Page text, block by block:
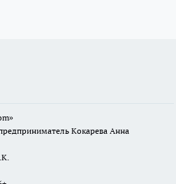
Кокарева Анна